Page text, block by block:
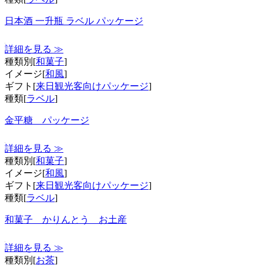
日本酒 一升瓶 ラベル パッケージ
詳細を見る ≫
種類別[和菓子]
イメージ[和風]
ギフト[来日観光客向けパッケージ]
種類[ラベル]
金平糖 パッケージ
詳細を見る ≫
種類別[和菓子]
イメージ[和風]
ギフト[来日観光客向けパッケージ]
種類[ラベル]
和菓子 かりんとう お土産
詳細を見る ≫
種類別[お茶]